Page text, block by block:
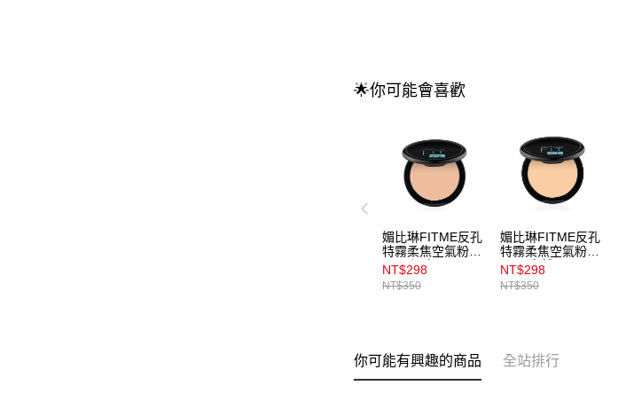
🌟你可能會喜歡
媚比琳FITME反孔
特霧柔焦空氣粉餅
_120裸膚
NT$298
NT$350
媚比琳FITME反孔
特霧柔焦空氣粉餅
_118自然
NT$298
NT$350
你可能有興趣的商品 全站排行